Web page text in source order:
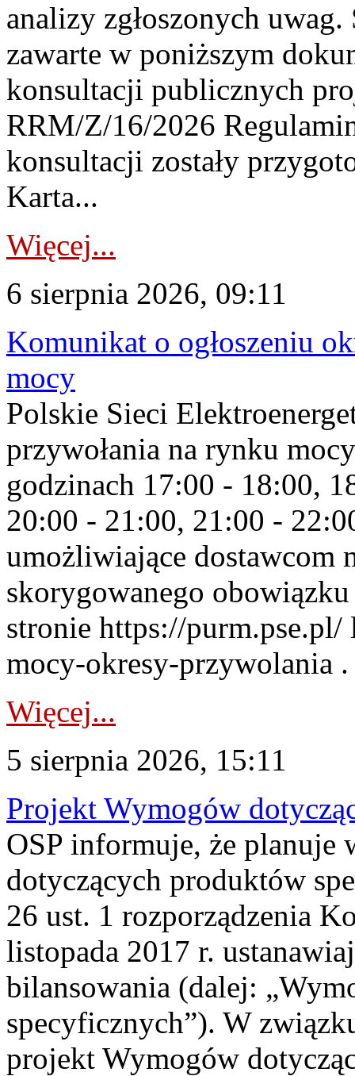
analizy zgłoszonych
zawarte w poniższym
konsultacji publicznych
RRM/Z/16/2026
konsultacji zostały
Karta...
Więcej...
6 sierpnia 2026, 09:11
Komunikat o ogłoszeniu
mocy
Polskie Sieci
przywołania na rynku
godzinach 17:00 - 18:00,
20:00 - 21:00, 21:00 -
umożliwiające dostawcom
skorygowanego
stronie https://
mocy-okresy-przywolania
Więcej...
5 sierpnia 2026, 15:11
Projekt Wymogów
OSP informuje, że planuje
dotyczących produktów
26 ust. 1 rozporządzenia
listopada 2017 r.
bilansowania (dalej:
specyficznych”). W
projekt Wymogów